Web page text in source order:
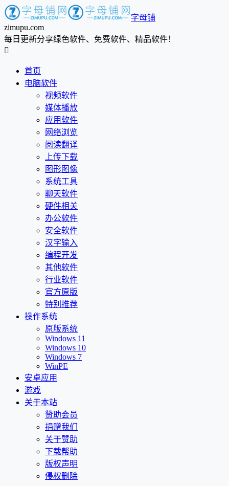
字母铺
zimupu.com
每日更新分享绿色软件、免费软件、精品软件！

首页
电脑软件
视频软件
媒体播放
应用软件
网络浏览
阅读翻译
上传下载
图形图像
系统工具
聊天软件
硬件相关
办公软件
安全软件
汉字输入
编程开发
其他软件
行业软件
官方原版
特别推荐
操作系统
原版系统
Windows 11
Windows 10
Windows 7
WinPE
安卓应用
游戏
关于本站
赞助会员
捐赠我们
关于赞助
下载帮助
版权声明
侵权删除